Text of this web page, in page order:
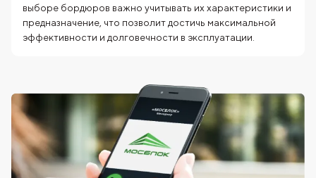
выборе бордюров важно учитывать их характеристики и
предназначение, что позволит достичь максимальной
эффективности и долговечности в эксплуатации.